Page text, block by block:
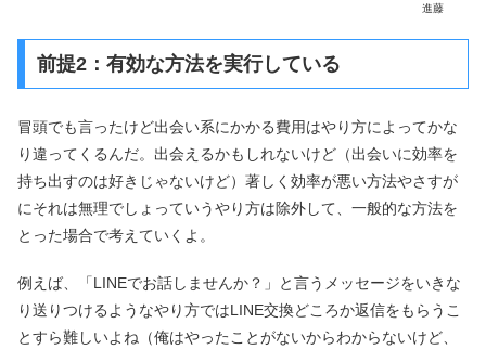
進藤
前提2：有効な方法を実行している
冒頭でも言ったけど出会い系にかかる費用はやり方によってかな
り違ってくるんだ。出会えるかもしれないけど（出会いに効率を
持ち出すのは好きじゃないけど）著しく効率が悪い方法やさすが
にそれは無理でしょっていうやり方は除外して、一般的な方法を
とった場合で考えていくよ。
例えば、「LINEでお話しませんか？」と言うメッセージをいきな
り送りつけるようなやり方ではLINE交換どころか返信をもらうこ
とすら難しいよね（俺はやったことがないからわからないけど、